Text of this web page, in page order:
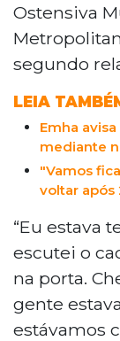
Ostensiva
segundo
LEIA
Emha
mediante
"Vamos
voltar após
“Eu estava
escutei o
na porta.
gente
estávamos